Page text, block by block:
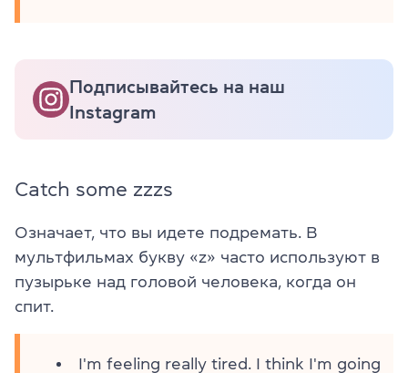
Подписывайтесь на наш
Instagram
Catch some zzzs
Означает, что вы идете подремать. В
мультфильмах букву «z» часто используют в
пузырьке над головой человека, когда он
спит.
I'm feeling really tired. I think I'm going